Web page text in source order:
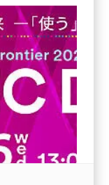
にて医療従事者
洋医学に興味を
にて３年間薬膳
ケア分野でのビ
から、薬事法
国際中医専門員、
者、コスメ薬事